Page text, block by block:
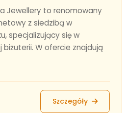
Jewellery to renomowany
z siedzibą w
specjalizujący się w
biżuterii. W ofercie znajdują
Szczegóły